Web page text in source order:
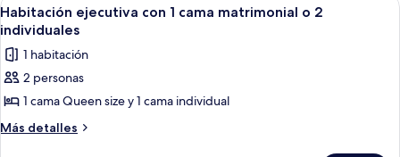
Room
todas
las
fotos
de
Habitación
ejecutiva
4
Habitación ejecutiva con 1 cama matrimonial o 2
individuales
1 habitación
2 personas
1 cama Queen size y 1 cama individual
Más detalles
Más